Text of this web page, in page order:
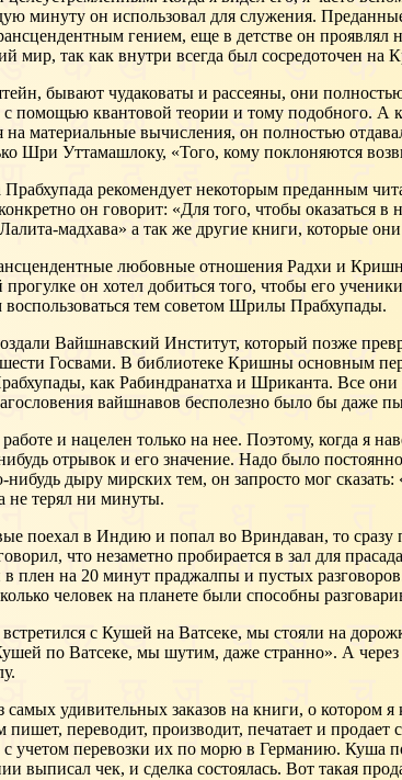
минуту он использовал для служения.
гением, еще в детстве он проявлял
мир, так как внутри всегда был сосредоточен на
бывают чудаковаты и рассеяны, они
помощью квантовой теории и тому подобного. А
на материальные вычисления, он полностью
Шри Уттамашлоку, «Того, кому поклоняются
рекомендует некоторым преданным
он говорит: «Для того, чтобы
мадхава» а так же другие книги, которые
любовные отношения Радхи и
он хотел добиться того, чтобы его
тем советом Шрилы Прабхупады.
Вайшнавский Институт, который позже
Госвами. В библиотеке Кришны основным
как Рабиндранатха и Шриканта. Все
вайшнавов бесполезно было бы даже
и нацелен только на нее. Поэтому, когда я
отрывок и его значение. Надо было
дыру мирских тем, он запросто мог
не терял ни минуты.
поехал в Индию и попал во Вриндаван, то
что незаметно пробирается в зал для
в плен на 20 минут праджалпы и пустых
человек на планете были способны
с Кушей на Ватсеке, мы стояли на
по Ватсеке, мы шутим, даже странно». А
удивительных заказов на книги, о котором
пишет, переводит, производит, печатает и
учетом перевозки их по морю в Германию. Куша
выписал чек, и сделка состоялась. Вот такая